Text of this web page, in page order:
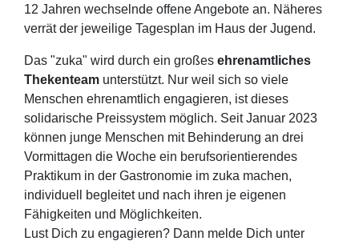
12 Jahren wechselnde offene Angebote an. Näheres
verrät der jeweilige Tagesplan im Haus der Jugend.
Das "zuka" wird durch ein großes ehrenamtliches
Thekenteam unterstützt. Nur weil sich so viele
Menschen ehrenamtlich engagieren, ist dieses
solidarische Preissystem möglich. Seit Januar 2023
können junge Menschen mit Behinderung an drei
Vormittagen die Woche ein berufsorientierendes
Praktikum in der Gastronomie im zuka machen,
individuell begleitet und nach ihren je eigenen
Fähigkeiten und Möglichkeiten.
Lust Dich zu engagieren? Dann melde Dich unter